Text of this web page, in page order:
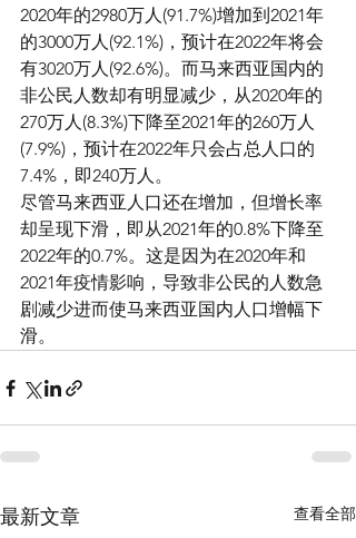
2020年的2980万人(91.7%)增加到2021年
的3000万人(92.1%)，预计在2022年将会
有3020万人(92.6%)。而马来西亚国内的
非公民人数却有明显减少，从2020年的
270万人(8.3%)下降至2021年的260万人
(7.9%)，预计在2022年只会占总人口的
7.4%，即240万人。
尽管马来西亚人口还在增加，但增长率
却呈现下滑，即从2021年的0.8%下降至
2022年的0.7%。这是因为在2020年和
2021年疫情影响，导致非公民的人数急
剧减少进而使马来西亚国内人口增幅下
滑。
最新文章 查看全部